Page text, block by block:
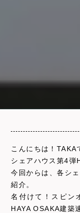
こんにちは！TAKA
シェアハウス第4弾
今回からは、各シ
紹介。
名付けて！スピン
HAYA OSAKA建築